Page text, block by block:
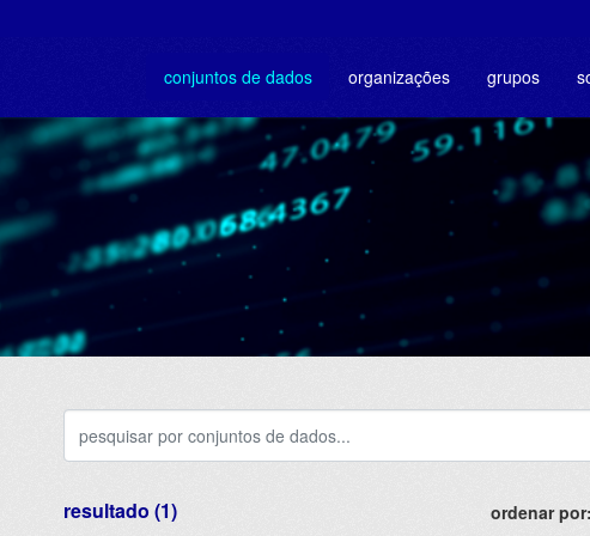
conjuntos de dados organizações grupos
ordenar por
resultado (1)